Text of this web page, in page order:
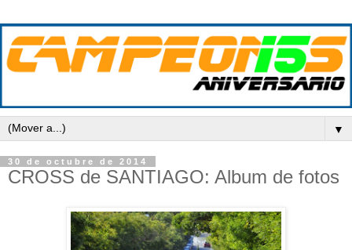
▼
30 de octubre de 2014
CROSS de SANTIAGO: Album de fotos